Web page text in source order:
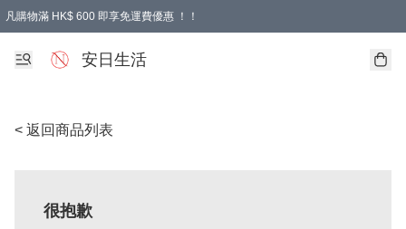
凡購物滿 HK$ 600 即享免運費優惠 ！！
安日生活
< 返回商品列表
很抱歉